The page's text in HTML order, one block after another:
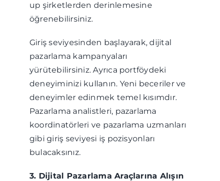
up şirketlerden derinlemesine
öğrenebilirsiniz.
Giriş seviyesinden başlayarak, dijital
pazarlama kampanyaları
yürütebilirsiniz. Ayrıca portföydeki
deneyiminizi kullanın. Yeni beceriler ve
deneyimler edinmek temel kısımdır.
Pazarlama analistleri, pazarlama
koordinatörleri ve pazarlama uzmanları
gibi giriş seviyesi iş pozisyonları
bulacaksınız.
3. Dijital Pazarlama Araçlarına Alışın